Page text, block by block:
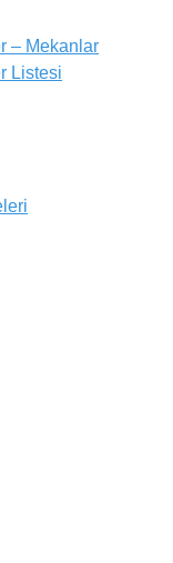
– Mekanlar
Listesi